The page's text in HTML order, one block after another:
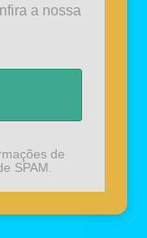
a nossa
de
SPAM.